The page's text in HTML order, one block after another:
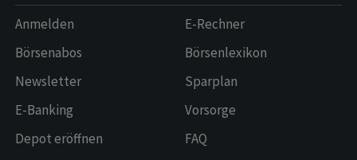
Anmelden
Börsenabos
Newsletter
E-Banking
Depot eröffnen
E-Rechner
Börsenlexikon
Sparplan
Vorsorge
FAQ